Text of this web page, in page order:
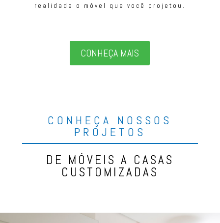
realidade o móvel que você projetou.
CONHEÇA MAIS
CONHEÇA NOSSOS
PROJETOS
DE MÓVEIS A CASAS
CUSTOMIZADAS